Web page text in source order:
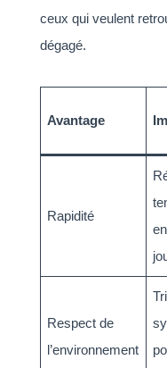
ceux qui veulent
dégagé.
Avantage
Rapidité
Respect de
l’environnement